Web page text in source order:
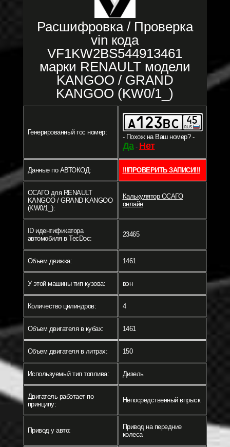
Расшифровка / Проверка
vin кода
VF1KW2BS544913461
марки RENAULT модели
KANGOO / GRAND
KANGOO (KW0/1_)
Генерированный гос номер:
- Похож на Ваш номер? -
Да- Нет
Данные по АВТОКОД: !!!ПРОВЕРИТЬ ЗАПИСИ!!!
ОСАГО для RENAULT
KANGOO / GRAND KANGOO
(KW0/1_):
Калькулятор ОСАГО
онлайн
ID идентификатора
автомобиля в TecDoc:
23465
Объем движка: 1461
У этой машины тип кузова: вэн
Количество цилиндров: 4
Объем двигателя в кубах: 1461
Объем двигателя в литрах: 150
Используемый тип топлива: Дизель
Двигатель работает по
принципу:
Непосредственный впрыск
Привод у авто:
Привод на передние
колеса